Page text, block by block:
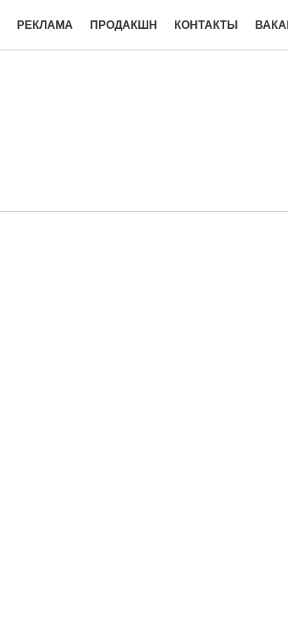
РЕКЛАМА ПРОДАКШН КОНТАКТЫ